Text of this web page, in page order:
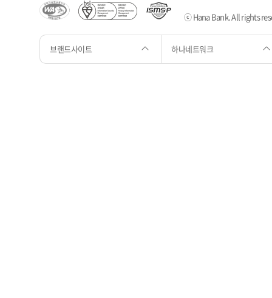
ⓒ Hana Bank. All rights
브랜드사이트 하나네트워크